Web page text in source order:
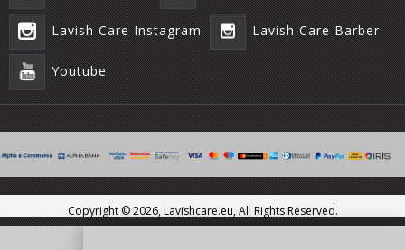
Lavish Care Instagram Lavish Care Barber
Youtube
Copyright ©2026, Lavishcare.eu, All Rights Reserved.